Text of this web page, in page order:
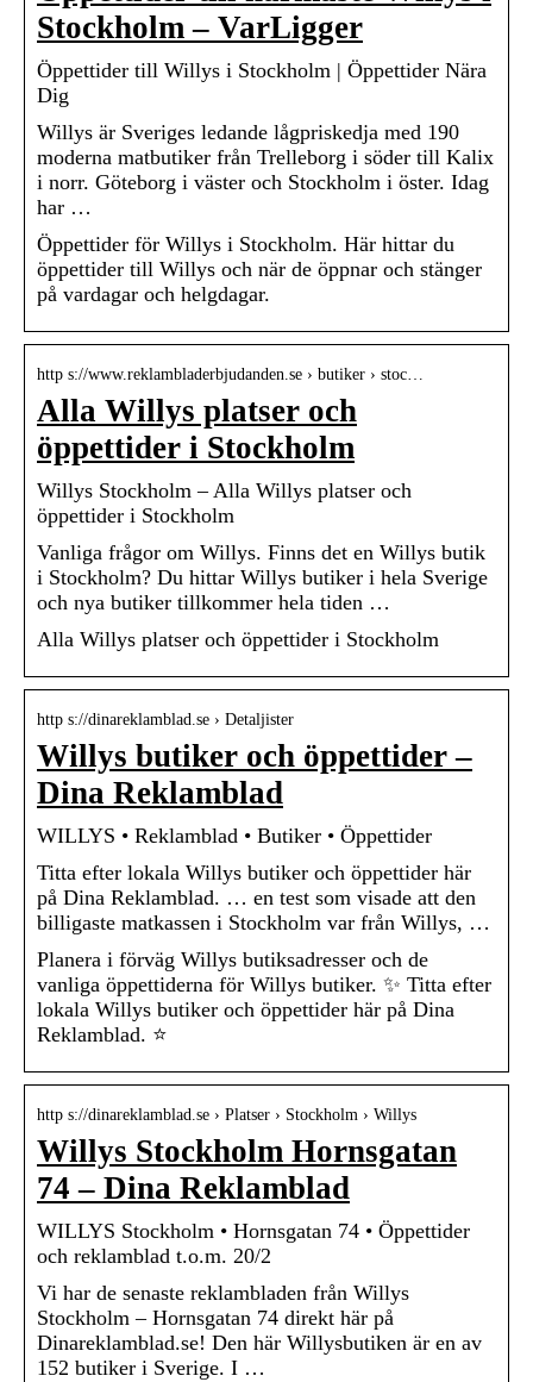
Stockholm – VarLigger
Öppettider till Willys i Stockholm | Öppettider Nära
Dig
Willys är Sveriges ledande lågpriskedja med 190
moderna matbutiker från Trelleborg i söder till Kalix
i norr. Göteborg i väster och Stockholm i öster. Idag
har …
Öppettider för Willys i Stockholm. Här hittar du
öppettider till Willys och när de öppnar och stänger
på vardagar och helgdagar.
http s://www.reklambladerbjudanden.se › butiker › stoc…
Alla Willys platser och
öppettider i Stockholm
Willys Stockholm – Alla Willys platser och
öppettider i Stockholm
Vanliga frågor om Willys. Finns det en Willys butik
i Stockholm? Du hittar Willys butiker i hela Sverige
och nya butiker tillkommer hela tiden …
Alla Willys platser och öppettider i Stockholm
http s://dinareklamblad.se › Detaljister
Willys butiker och öppettider –
Dina Reklamblad
WILLYS • Reklamblad • Butiker • Öppettider
Titta efter lokala Willys butiker och öppettider här
på Dina Reklamblad. … en test som visade att den
billigaste matkassen i Stockholm var från Willys, …
Planera i förväg Willys butiksadresser och de
vanliga öppettiderna för Willys butiker. ✨ Titta efter
lokala Willys butiker och öppettider här på Dina
Reklamblad. ⭐
http s://dinareklamblad.se › Platser › Stockholm › Willys
Willys Stockholm Hornsgatan
74 – Dina Reklamblad
WILLYS Stockholm • Hornsgatan 74 • Öppettider
och reklamblad t.o.m. 20/2
Vi har de senaste reklambladen från Willys
Stockholm – Hornsgatan 74 direkt här på
Dinareklamblad.se! Den här Willysbutiken är en av
152 butiker i Sverige. I …